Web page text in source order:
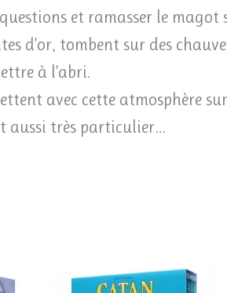
et ramasser le magot
d’or, tombent sur des
à l’abri.
avec cette atmosphère
aussi très particulier…